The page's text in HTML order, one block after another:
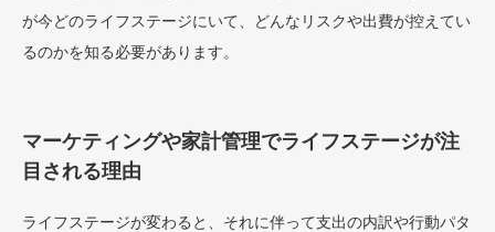
が今どのライフステージにいて、どんなリスクや出費が控えてい
るのかを知る必要があります。
マーケティングや家計管理でライフステージが注
目される理由
ライフステージが変わると、それに伴って支出の内訳や行動パタ